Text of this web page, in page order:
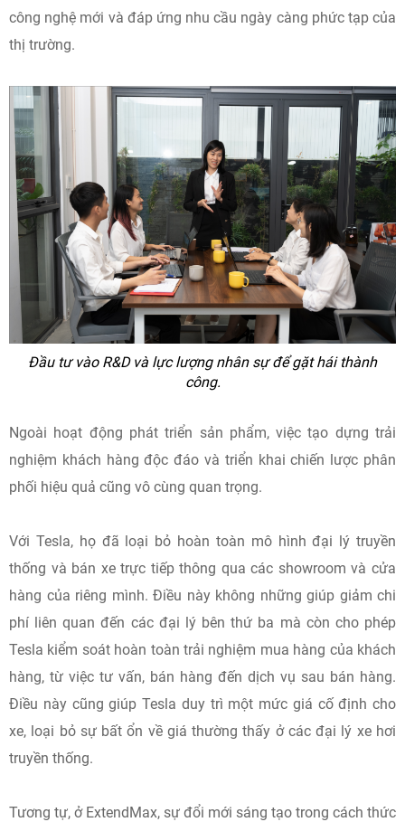
công nghệ mới và đáp ứng nhu cầu ngày càng phức tạp của
thị trường.
Đầu tư vào R&D và lực lượng nhân sự để gặt hái thành
công.
Ngoài hoạt động phát triển sản phẩm, việc tạo dựng trải
nghiệm khách hàng độc đáo và triển khai chiến lược phân
phối hiệu quả cũng vô cùng quan trọng.
Với Tesla, họ đã loại bỏ hoàn toàn mô hình đại lý truyền
thống và bán xe trực tiếp thông qua các showroom và cửa
hàng của riêng mình. Điều này không những giúp giảm chi
phí liên quan đến các đại lý bên thứ ba mà còn cho phép
Tesla kiểm soát hoàn toàn trải nghiệm mua hàng của khách
hàng, từ việc tư vấn, bán hàng đến dịch vụ sau bán hàng.
Điều này cũng giúp Tesla duy trì một mức giá cố định cho
xe, loại bỏ sự bất ổn về giá thường thấy ở các đại lý xe hơi
truyền thống.
Tương tự, ở ExtendMax, sự đổi mới sáng tạo trong cách thức